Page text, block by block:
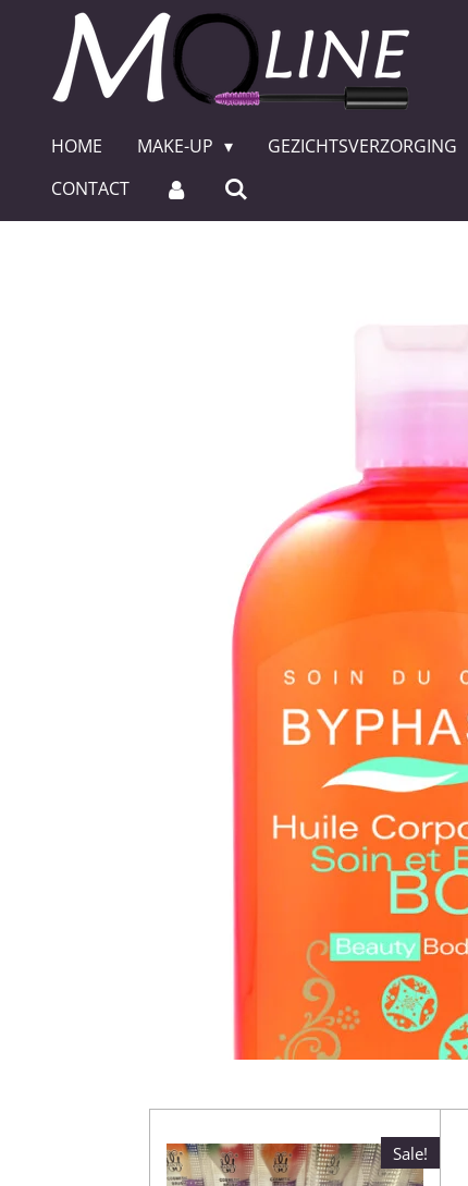
hoofdinhoud
HOME MAKE-UP GEZICHTSVERZORGING
CONTACT
Sale!